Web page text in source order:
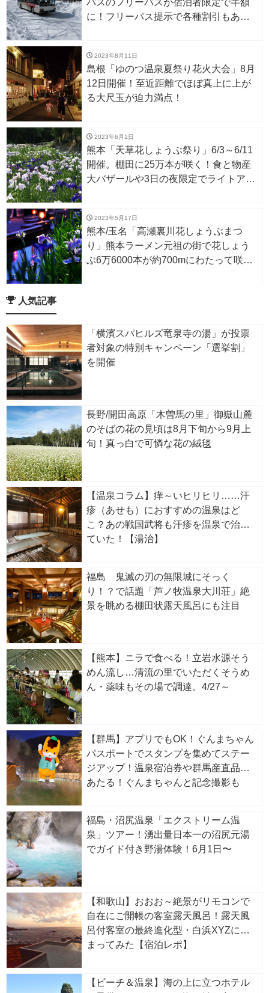
バスのフリーパスが宿泊者限定で半額
に！フリーパス提示で各種割引もあ
2023年8月11日
島根「ゆのつ温泉夏祭り花火大会」8月
12日開催！至近距離でほぼ真上に上が
る大尺玉が迫力満点！
2023年6月1日
熊本「天草花しょうぶ祭り」6/3～6/11
開催。棚田に25万本が咲く！食と物産
大バザールや3日の夜限定でライトアッ
2023年5月17日
熊本/玉名「高瀬裏川花しょうぶまつ
り」熊本ラーメン元祖の街で花しょう
ぶ6万6000本が約700mにわたって咲き
人気記事
「横濱スパヒルズ竜泉寺の湯」が投票
者対象の特別キャンペーン「選挙割」
を開催
長野/開田高原「木曽馬の里」御嶽山麓
のそばの花の見頃は8月下旬から9月上
旬！真っ白で可憐な花の絨毯
【温泉コラム】痒～いヒリヒリ……汗
疹（あせも）におすすめの温泉はど
こ？あの戦国武将も汗疹を温泉で治し
ていた！【湯治】
福島 鬼滅の刃の無限城にそっく
り！？で話題「芦ノ牧温泉大川荘」絶
景を眺める棚田状露天風呂にも注目
【熊本】ニラで食べる！立岩水源そう
めん流し…清流の里でいただくそうめ
ん・薬味もその場で調達。4/27～
【群馬】アプリでもOK！ぐんまちゃん
パスポートでスタンプを集めてステー
ジアップ！温泉宿泊券や群馬産直品が
あたる！ぐんまちゃんと記念撮影も
福島・沼尻温泉「エクストリーム温
泉」ツアー！湧出量日本一の沼尻元湯
でガイド付き野湯体験！6月1日〜
【和歌山】おおお～絶景がリモコンで
自在にご開帳の客室露天風呂！露天風
呂付客室の最終進化型・白浜XYZに泊
まってみた【宿泊レポ】
【ビーチ＆温泉】海の上に立つホテル